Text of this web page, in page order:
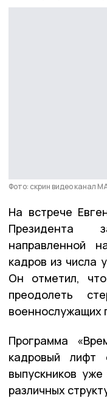
Фото: скрин видео канал
На встрече
Президента
направленной
кадров из числа
Он отметил,
преодолеть
военнослужащих
Программа
кадровый
выпускников
различных